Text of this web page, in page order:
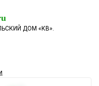
ДОМ «КВ».